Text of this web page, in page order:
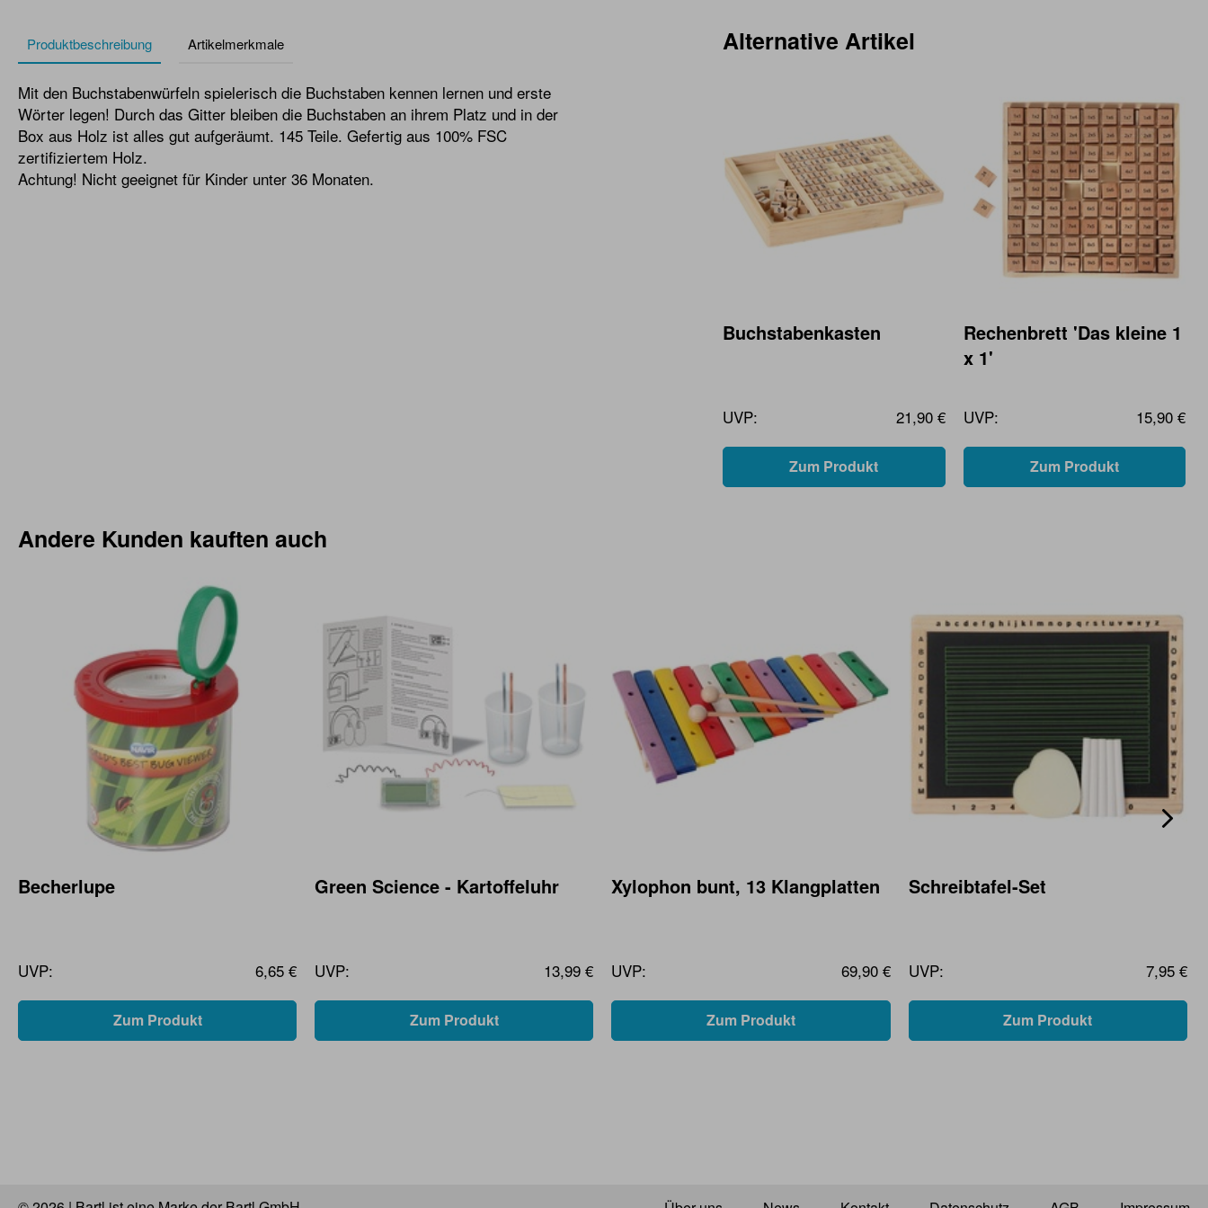
Produktbeschreibung Artikelmerkmale
Mit den Buchstabenwürfeln spielerisch die Buchstaben kennen lernen und erste
Wörter legen! Durch das Gitter bleiben die Buchstaben an ihrem Platz und in der
Box aus Holz ist alles gut aufgeräumt. 145 Teile. Gefertig aus 100% FSC
zertifiziertem Holz.
Achtung! Nicht geeignet für Kinder unter 36 Monaten.
Alternative Artikel
Buchstabenkasten
UVP: 21,90 €
Zum Produkt
Rechenbrett 'Das kleine 1
x 1'
UVP: 15,90 €
Zum Produkt
Andere Kunden kauften auch
Becherlupe
UVP: 6,65 €
Zum Produkt
Green Science - Kartoffeluhr
UVP: 13,99 €
Zum Produkt
Xylophon bunt, 13 Klangplatten
UVP: 69,90 €
Zum Produkt
Schreibtafel-Set
UVP: 7,95 €
Zum Produkt